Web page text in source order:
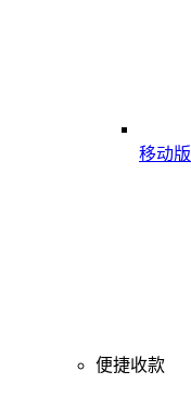
移动版
便捷收款